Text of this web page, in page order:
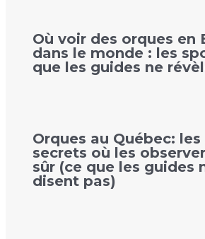
Où voir des orques en
dans le monde : les
que les guides ne
Orques au Québec:
secrets où les
sûr (ce que les guides
disent pas)